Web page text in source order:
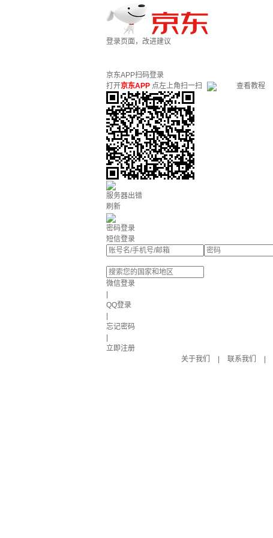
登录页面，改进建议
京东APP扫码登录
打开京东APP 点左上角扫一扫 查看教程
服务器出错
刷新
密码登录
短信登录
微信登录
QQ登录
忘记密码
立即注册
关于我们
联系我们